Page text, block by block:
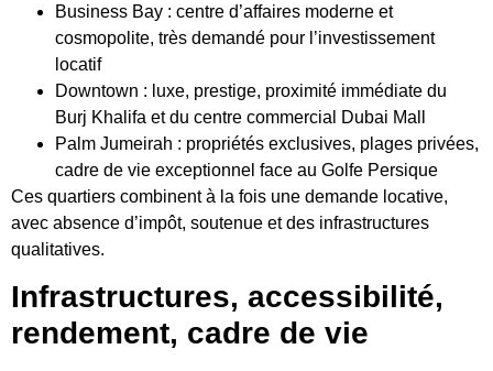
Business Bay : centre d’affaires moderne et
cosmopolite, très demandé pour l’investissement
locatif
Downtown : luxe, prestige, proximité immédiate du
Burj Khalifa et du centre commercial Dubai Mall
Palm Jumeirah : propriétés exclusives, plages privées,
cadre de vie exceptionnel face au Golfe Persique
Ces quartiers combinent à la fois une demande locative,
avec absence d’impôt, soutenue et des infrastructures
qualitatives.
Infrastructures, accessibilité,
rendement, cadre de vie